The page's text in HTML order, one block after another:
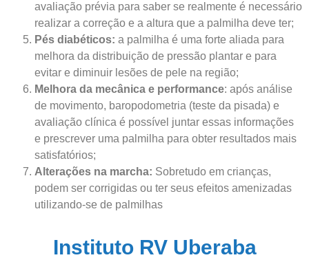
avaliação prévia para saber se realmente é necessário
realizar a correção e a altura que a palmilha deve ter;
Pés diabéticos: a palmilha é uma forte aliada para
melhora da distribuição de pressão plantar e para
evitar e diminuir lesões de pele na região;
Melhora da mecânica e performance: após análise
de movimento, baropodometria (teste da pisada) e
avaliação clínica é possível juntar essas informações
e prescrever uma palmilha para obter resultados mais
satisfatórios;
Alterações na marcha: Sobretudo em crianças,
podem ser corrigidas ou ter seus efeitos amenizadas
utilizando-se de palmilhas
Instituto RV Uberaba